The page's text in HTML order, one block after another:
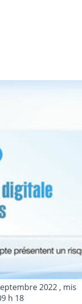
2022 , mis
h 18